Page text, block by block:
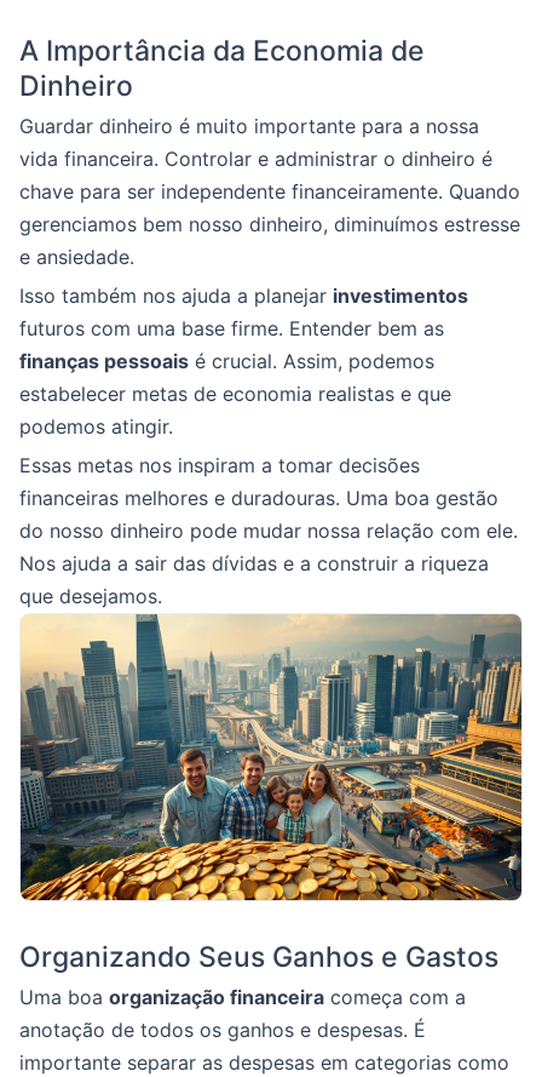
A Importância da Economia de
Dinheiro
Guardar dinheiro é muito importante para a nossa
vida financeira. Controlar e administrar o dinheiro é
chave para ser independente financeiramente. Quando
gerenciamos bem nosso dinheiro, diminuímos estresse
e ansiedade.
Isso também nos ajuda a planejar investimentos
futuros com uma base firme. Entender bem as
finanças pessoais é crucial. Assim, podemos
estabelecer metas de economia realistas e que
podemos atingir.
Essas metas nos inspiram a tomar decisões
financeiras melhores e duradouras. Uma boa gestão
do nosso dinheiro pode mudar nossa relação com ele.
Nos ajuda a sair das dívidas e a construir a riqueza
que desejamos.
Organizando Seus Ganhos e Gastos
Uma boa organização financeira começa com a
anotação de todos os ganhos e despesas. É
importante separar as despesas em categorias como